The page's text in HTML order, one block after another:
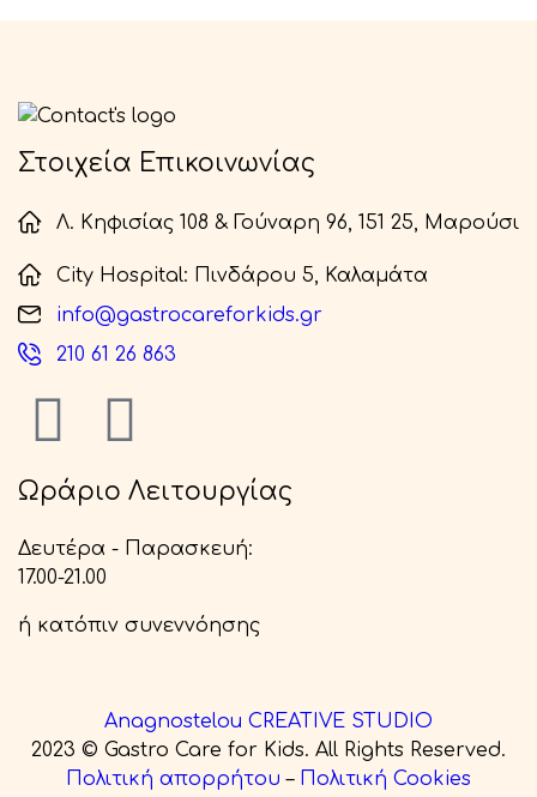
Στοιχεία Επικοινωνίας
Λ. Κηφισίας 108 & Γούναρη 96, 151 25, Μαρούσι
City Hospital: Πινδάρου 5, Καλαμάτα
info@gastrocareforkids.gr
210 61 26 863
Ωράριο Λειτουργίας
Δευτέρα - Παρασκευή:
17.00-21.00
ή κατόπιν συνεννόησης
Anagnostelou CREATIVE STUDIO
2023 © Gastro Care for Kids. All Rights Reserved.
Πολιτική απορρήτου – Πολιτική Cookies